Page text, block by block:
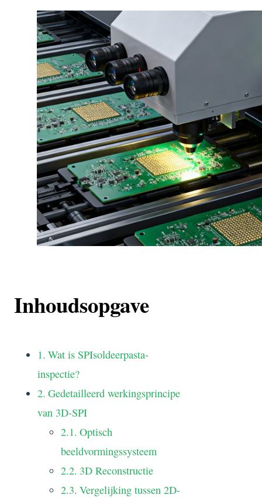
Inhoudsopgave
Wat is SPIsoldeerpasta-
inspectie?
Gedetailleerd werkingsprincipe
van 3D-SPI
Optisch
beeldvormingssysteem
3D Reconstructie
Vergelijking tussen 2D-